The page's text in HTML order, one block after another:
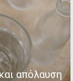
απόλαυση